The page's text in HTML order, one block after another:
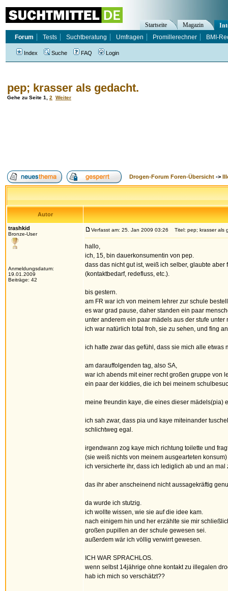
pep; krasser als gedacht.
Gehe zu Seite 1 2 Weiter
Drogen-Forum Foren-Übersicht ->
Autor
trashkid
Bronze-User
Anmeldungsdatum:
19.01.2009
Beiträge: 42
Verfasst am: 25. Jan 2009 03:26 Titel: pep; krasser als
hallo,
ich, 15, bin dauerkonsumentin von pep.
dass das nicht gut ist, weiß ich selber, glaubte
(kontaktbedarf, redefluss, etc.).
bis gestern.
am FR war ich von meinem lehrer zur schule
es war grad pause, daher standen ein paar
unter anderem ein paar mädels aus der stufe unter
ich war natürlich total froh, sie zu sehen, und fing
ich hatte zwar das gefühl, dass sie mich alle
am darauffolgenden tag, also SA,
war ich abends mit einer recht großen gruppe von
ein paar der kiddies, die ich bei meinem
meine freundin kaye, die eines dieser mädels(pia)
ich sah zwar, dass pia und kaye miteinander
schlichtweg egal.
irgendwann zog kaye mich richtung toilette und
(sie weiß nichts von meinem ausgearteten konsum)
ich versicherte ihr, dass ich lediglich ab und an
das ihr aber anscheinend nicht aussagekräftig
da wurde ich stutzig.
ich wollte wissen, wie sie auf die idee kam.
nach einigem hin und her erzählte sie mir
großen pupillen an der schule gewesen sei.
außerdem wär ich völlig verwirrt gewesen.
ICH WAR SPRACHLOS.
wenn selbst 14jährige ohne kontakt zu illegalen
hab ich mich so verschätzt??
Startseite Magazin
Forum
Tests Suchtberatung Umfragen Promillerechner BMI-
Index Suche FAQ Login